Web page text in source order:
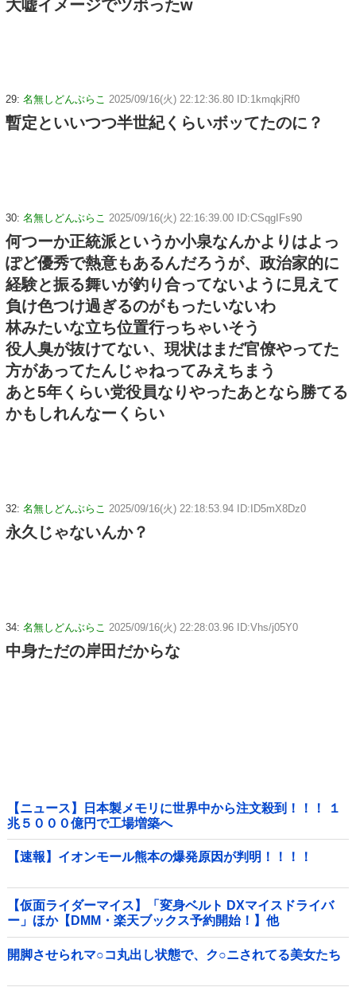
大嘘イメージでツボったw
29: 名無しどんぶらこ 2025/09/16(火) 22:12:36.80 ID:1kmqkjRf0
暫定といいつつ半世紀くらいボッてたのに？
30: 名無しどんぶらこ 2025/09/16(火) 22:16:39.00 ID:CSqgIFs90
何つーか正統派というか小泉なんかよりはよっ
ぽど優秀で熱意もあるんだろうが、政治家的に
経験と振る舞いが釣り合ってないように見えて
負け色つけ過ぎるのがもったいないわ
林みたいな立ち位置行っちゃいそう
役人臭が抜けてない、現状はまだ官僚やってた
方があってたんじゃねってみえちまう
あと5年くらい党役員なりやったあとなら勝てる
かもしれんなーくらい
32: 名無しどんぶらこ 2025/09/16(火) 22:18:53.94 ID:ID5mX8Dz0
永久じゃないんか？
34: 名無しどんぶらこ 2025/09/16(火) 22:28:03.96 ID:Vhs/j05Y0
中身ただの岸田だからな
【ニュース】日本製メモリに世界中から注文殺到！！！ １
兆５０００億円で工場増築へ
【速報】イオンモール熊本の爆発原因が判明！！！！
【仮面ライダーマイス】「変身ベルト DXマイスドライバ
ー」ほか【DMM・楽天ブックス予約開始！】他
開脚させられマ○コ丸出し状態で、ク○ニされてる美女たち